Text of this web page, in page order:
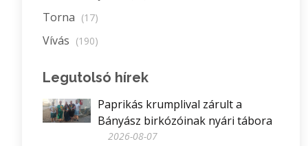
Torna (17)
Vívás (190)
Legutolsó hírek
Paprikás krumplival zárult a
Bányász birkózóinak nyári tábora
2026-08-07